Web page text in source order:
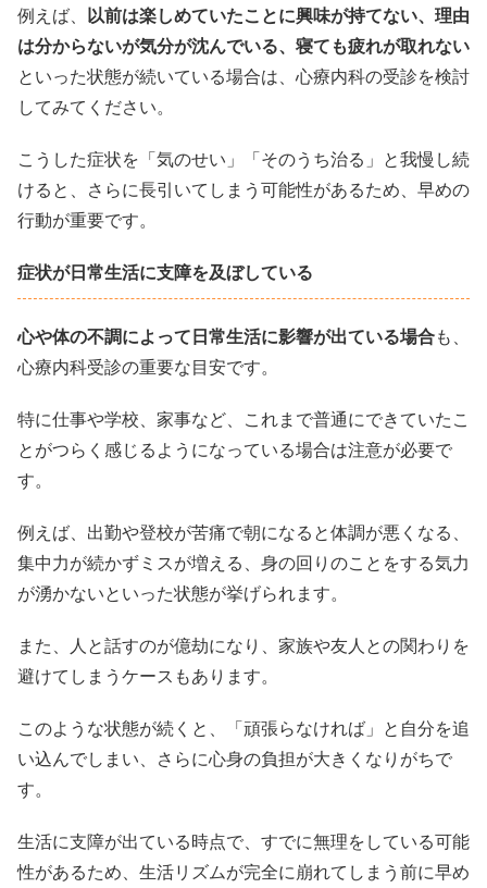
例えば、 以前は楽しめていたことに興味が持てない、理由
は分からないが気分が沈んでいる、寝ても疲れが取れない
といった状態が続いている場合は、心療内科の受診を検討
してみてください。
こうした症状を「気のせい」「そのうち治る」と我慢し続
けると、さらに長引いてしまう可能性があるため、早めの
行動が重要です。
症状が日常生活に支障を及ぼしている
心や体の不調によって日常生活に影響が出ている場合も、
心療内科受診の重要な目安です。
特に仕事や学校、家事など、これまで普通にできていたこ
とがつらく感じるようになっている場合は注意が必要で
す。
例えば、出勤や登校が苦痛で朝になると体調が悪くなる、
集中力が続かずミスが増える、身の回りのことをする気力
が湧かないといった状態が挙げられます。
また、人と話すのが億劫になり、家族や友人との関わりを
避けてしまうケースもあります。
このような状態が続くと、「頑張らなければ」と自分を追
い込んでしまい、さらに心身の負担が大きくなりがちで
す。
生活に支障が出ている時点で、すでに無理をしている可能
性があるため、生活リズムが完全に崩れてしまう前に早め